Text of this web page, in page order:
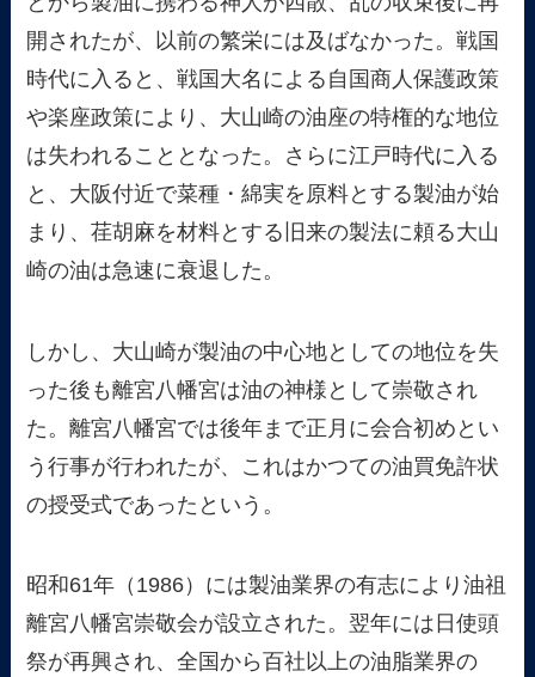
開されたが、以前の繁栄には及ばなかった。戦国
時代に入ると、戦国大名による自国商人保護政策
や楽座政策により、大山崎の油座の特権的な地位
は失われることとなった。さらに江戸時代に入る
と、大阪付近で菜種・綿実を原料とする製油が始
まり、荏胡麻を材料とする旧来の製法に頼る大山
崎の油は急速に衰退した。
しかし、大山崎が製油の中心地としての地位を失
った後も離宮八幡宮は油の神様として崇敬され
た。離宮八幡宮では後年まで正月に会合初めとい
う行事が行われたが、これはかつての油買免許状
の授受式であったという。
昭和61年（1986）には製油業界の有志により油祖
離宮八幡宮崇敬会が設立された。翌年には日使頭
祭が再興され、全国から百社以上の油脂業界の